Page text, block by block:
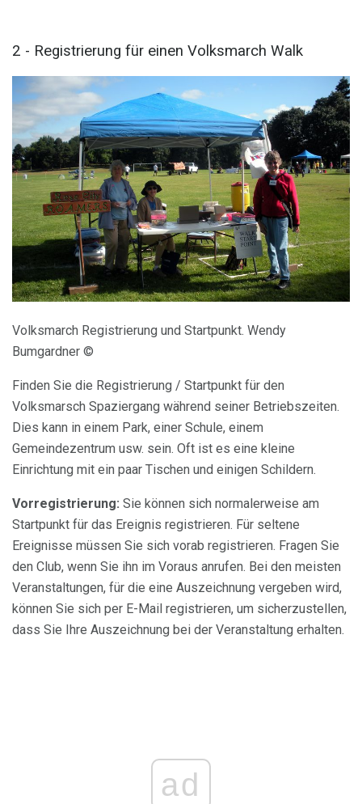
2 - Registrierung für einen Volksmarch Walk
Volksmarch Registrierung und Startpunkt. Wendy
Bumgardner ©
Finden Sie die Registrierung / Startpunkt für den
Volksmarsch Spaziergang während seiner Betriebszeiten.
Dies kann in einem Park, einer Schule, einem
Gemeindezentrum usw. sein. Oft ist es eine kleine
Einrichtung mit ein paar Tischen und einigen Schildern.
Vorregistrierung: Sie können sich normalerweise am
Startpunkt für das Ereignis registrieren. Für seltene
Ereignisse müssen Sie sich vorab registrieren. Fragen Sie
den Club, wenn Sie ihn im Voraus anrufen. Bei den meisten
Veranstaltungen, für die eine Auszeichnung vergeben wird,
können Sie sich per E-Mail registrieren, um sicherzustellen,
dass Sie Ihre Auszeichnung bei der Veranstaltung erhalten.
ad